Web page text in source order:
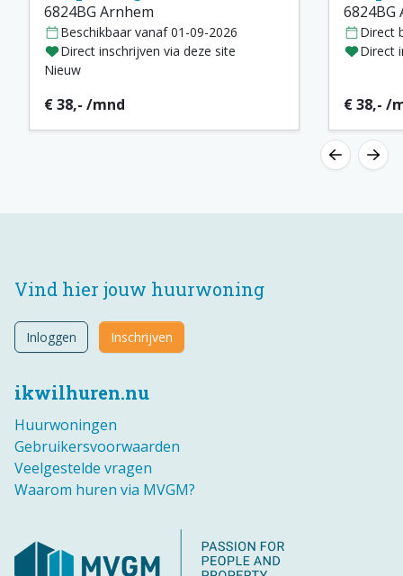
6824BG Arnhem
Beschikbaar vanaf 01-09-2026
Direct inschrijven via deze site
Nieuw
€ 38,- /mnd
6824BG
Direct
Direct
€ 38,- /
ikwilhuren.nu
Huurwoningen
Gebruikersvoorwaarden
Veelgestelde vragen
Waarom huren via MVGM?
Vind hier jouw huurwoning
Inloggen Inschrijven